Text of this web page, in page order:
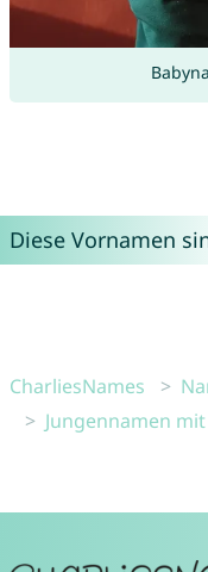
Diese Vornamen
CharliesNames
Jungennamen mit